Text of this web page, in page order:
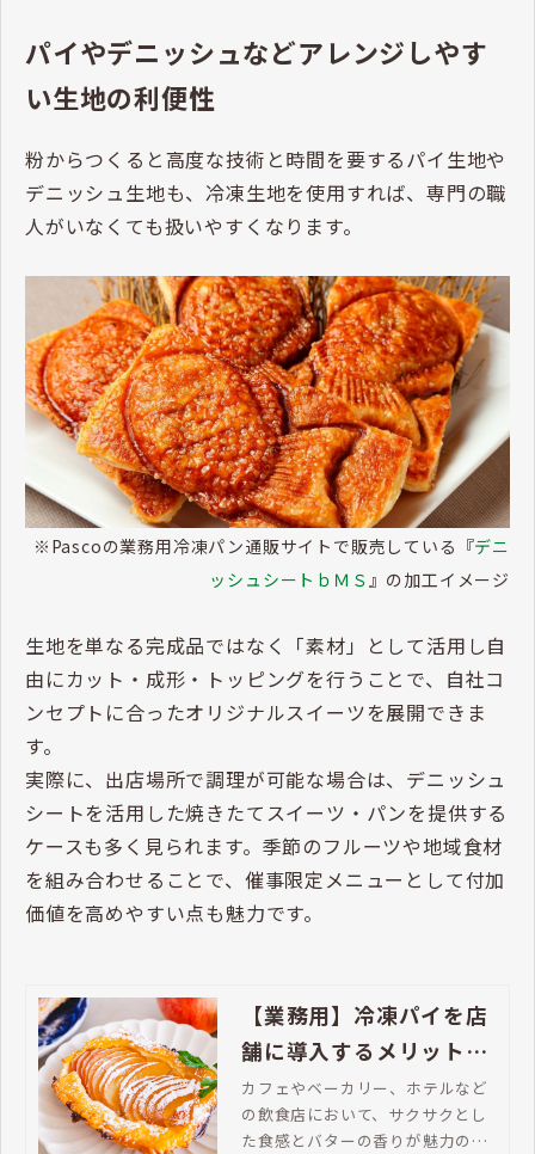
パイやデニッシュなどアレンジしやす
い生地の利便性
粉からつくると高度な技術と時間を要するパイ生地や
デニッシュ生地も、冷凍生地を使用すれば、専門の職
人がいなくても扱いやすくなります。
※Pascoの業務用冷凍パン通販サイトで販売している『デニ
ッシュシートｂＭＳ』の加工イメージ
生地を単なる完成品ではなく「素材」として活用し自
由にカット・成形・トッピングを行うことで、自社コ
ンセプトに合ったオリジナルスイーツを展開できま
す。
実際に、出店場所で調理が可能な場合は、デニッシュ
シートを活用した焼きたてスイーツ・パンを提供する
ケースも多く見られます。季節のフルーツや地域食材
を組み合わせることで、催事限定メニューとして付加
価値を高めやすい点も魅力です。
【業務用】冷凍パイを店
舗に導入するメリットと
は？主な用途や業種別の
活用シーンを解説
カフェやベーカリー、ホテルなど
の飲食店において、サクサクとし
た食感とバターの香りが魅力のパ